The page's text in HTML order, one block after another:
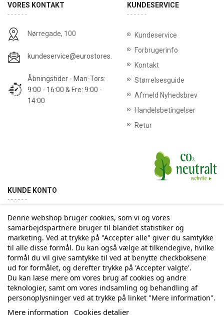
VORES KONTAKT
Nørregade, 100
kundeservice@eurostores.dk
Åbningstider - Man-Tors:
9:00 - 16:00 & Fre: 9:00 -
14:00
KUNDESERVICE
Kundeservice
Forbrugerinfo
Kontakt
Størrelsesguide
Afmeld Nyhedsbrev
Handelsbetingelser
Retur
KUNDE KONTO
Min konto Ordrehistorik Returnering Adresse
Tilmelding til Nyhedsbrev
Vi deler aldrig din email-adresse med tredjepart
Tilmeld
Denne webshop bruger cookies, som vi og vores
samarbejdspartnere bruger til blandet statistiker og
marketing. Ved at trykke på "Accepter alle" giver du samtykke
til alle disse formål. Du kan også vælge at tilkendegive, hvilke
formål du vil give samtykke til ved at benytte checkboksene
ud for formålet, og derefter trykke på 'Accepter valgte'.
Du kan læse mere om vores brug af cookies og andre
teknologier, samt om vores indsamling og behandling af
personoplysninger ved at trykke på linket "Mere information".
Mere information Cookies detaljer